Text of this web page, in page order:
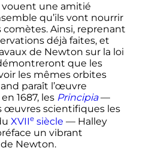
vouent une amitié
qu’ils vont nourrir
comètes. Ainsi, reprenant
déjà faites, et
de Newton sur la loi
que les
les mêmes orbites
paraît l’œuvre
1687, les Principia—
œuvres scientifiques les
XVIIesiècle — Halley
un vibrant
Newton.